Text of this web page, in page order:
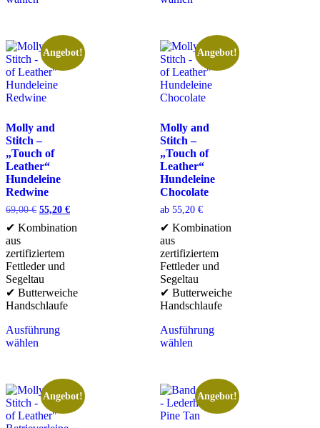
Angebot!
Molly and
Stitch –
„Touch of
Leather“
Hundeleine
Redwine
69,00€ 55,20 €
✔ Kombination
aus
zertifiziertem
Fettleder und
Segeltau
✔ Butterweiche
Handschlaufe
Ausführung
wählen
Angebot!
Molly and
Stitch –
„Touch of
Leather“
Hundeleine
Chocolate
ab 55,20 €
✔ Kombination
aus
zertifiziertem
Fettleder und
Segeltau
✔ Butterweiche
Handschlaufe
Ausführung
wählen
Angebot! Angebot!